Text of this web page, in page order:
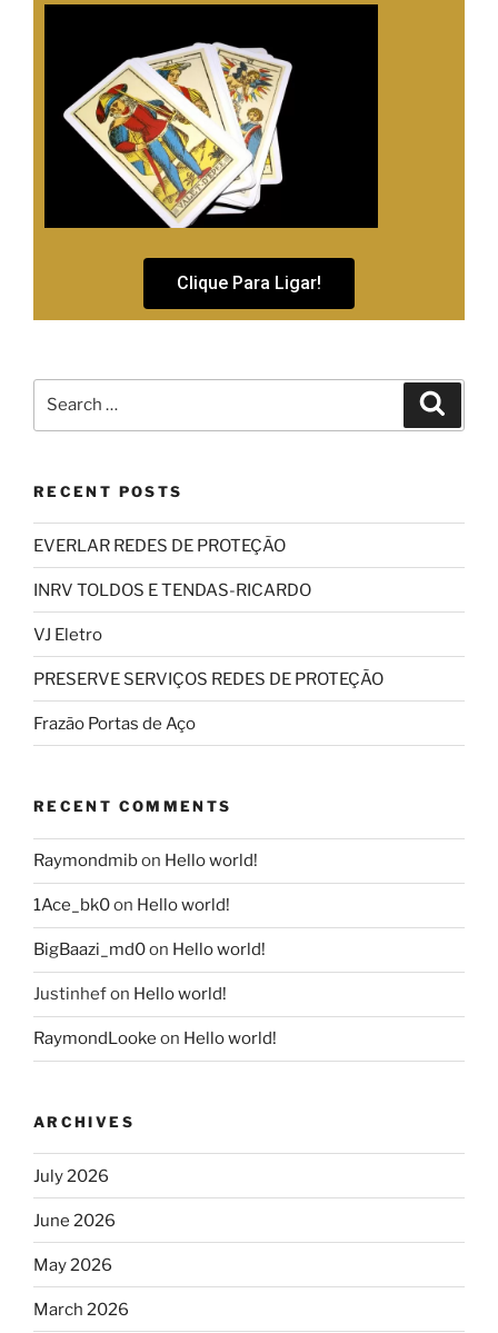
Clique Para Ligar!
RECENT POSTS
EVERLAR REDES DE PROTEÇÃO
INRV TOLDOS E TENDAS-RICARDO
VJ Eletro
PRESERVE SERVIÇOS REDES DE PROTEÇÃO
Frazão Portas de Aço
RECENT COMMENTS
Raymondmibon Hello world!
1Ace_bk0on Hello world!
BigBaazi_md0on Hello world!
Justinhefon Hello world!
RaymondLooke on Hello world!
ARCHIVES
July 2026
June 2026
May 2026
March 2026